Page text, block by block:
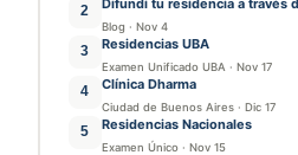
2
Blog · Nov 4
3 Residencias UBA
Examen Unificado UBA · Nov 17
4 Clínica Dharma
Ciudad de Buenos Aires · Dic 17
5 Residencias Nacionales
Examen Único · Nov 15